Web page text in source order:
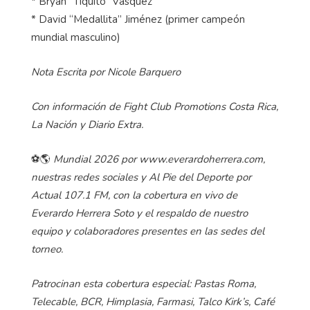
* David “Medallita” Jiménez (primer campeón
mundial masculino)
Nota Escrita por Nicole Barquero
Con información de Fight Club Promotions Costa Rica,
La Nación y Diario Extra.
⚽🌎 Mundial 2026 por www.everardoherrera.com,
nuestras redes sociales y Al Pie del Deporte por
Actual 107.1 FM, con la cobertura en vivo de
Everardo Herrera Soto y el respaldo de nuestro
equipo y colaboradores presentes en las sedes del
torneo.
Patrocinan esta cobertura especial: Pastas Roma,
Telecable, BCR, Himplasia, Farmasi, Talco Kirk’s, Café